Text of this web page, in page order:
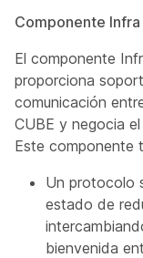
Componente
El componente
proporciona
comunicación
CUBE y negocia
Este componente
Un protocolo
estado de
bienvenida